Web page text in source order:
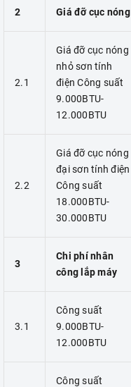
2 Giá đỡ cục nóng
2.1
Giá đỡ cục nóng
nhỏ sơn tính
điện Công suất
9.000BTU-
12.000BTU
2.2
Giá đỡ cục nóng
đại sơn tính điện
Công suất
18.000BTU-
30.000BTU
3
Chi phí nhân
công lắp máy
3.1
Công suất
9.000BTU-
12.000BTU
Công suất